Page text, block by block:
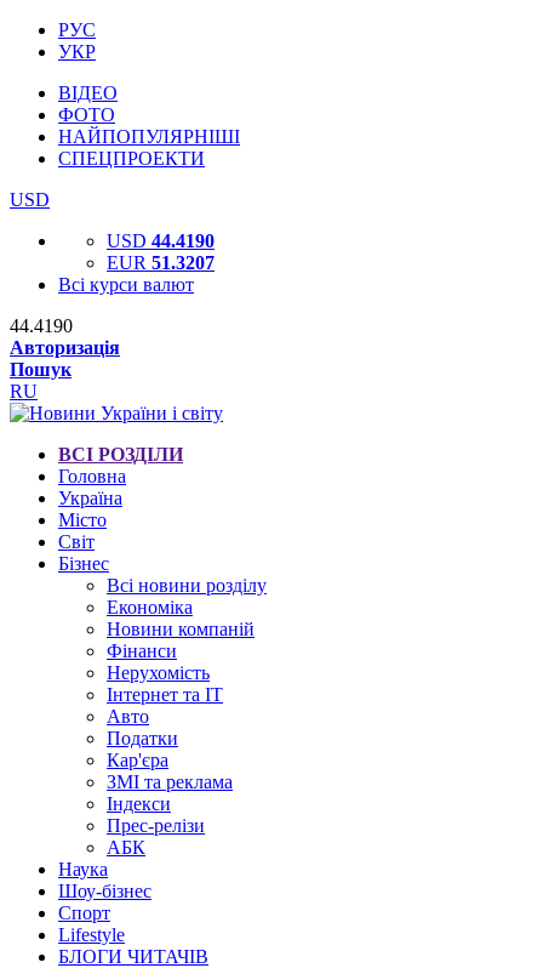
РУС
УКР
ВІДЕО
ФОТО
НАЙПОПУЛЯРНІШІ
СПЕЦПРОЕКТИ
USD
USD 44.4190
EUR 51.3207
Всі курси валют
44.4190
Авторизація
Пошук
RU
ВСІ РОЗДІЛИ
Головна
Україна
Місто
Світ
Бізнес
Всі новини розділу
Економіка
Новини компаній
Фінанси
Нерухомість
Інтернет та IT
Авто
Податки
Кар'єра
ЗМІ та реклама
Індекси
Прес-релізи
АБК
Наука
Шоу-бізнес
Спорт
Lifestyle
БЛОГИ ЧИТАЧІВ